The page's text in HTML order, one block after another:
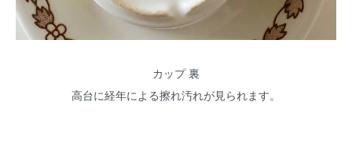
カップ 裏
高台に経年による擦れ汚れが見られます。